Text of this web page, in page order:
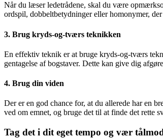
Når du læser ledetrådene, skal du være
ordspil, dobbeltbetydninger eller homonymer,
3. Brug kryds-og-tværs teknikken
En effektiv teknik er at bruge kryds-og-tværs
gentagelse af bogstaver. Dette kan give dig
4. Brug din viden
Der er en god chance for, at du allerede har en
ved om emnet, og bruge det til at finde det rette
Tag det i dit eget tempo og vær